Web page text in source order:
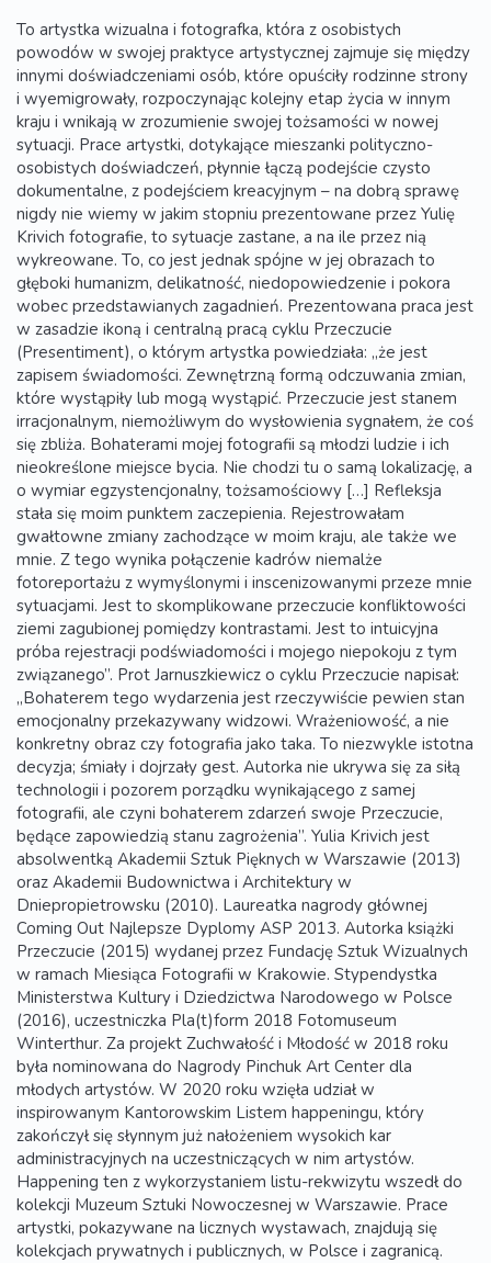
To artystka wizualna i fotografka, która z osobistych
powodów w swojej praktyce artystycznej zajmuje się między
innymi doświadczeniami osób, które opuściły rodzinne strony
i wyemigrowały, rozpoczynając kolejny etap życia w innym
kraju i wnikają w zrozumienie swojej tożsamości w nowej
sytuacji. Prace artystki, dotykające mieszanki polityczno-
osobistych doświadczeń, płynnie łączą podejście czysto
dokumentalne, z podejściem kreacyjnym – na dobrą sprawę
nigdy nie wiemy w jakim stopniu prezentowane przez Yulię
Krivich fotografie, to sytuacje zastane, a na ile przez nią
wykreowane. To, co jest jednak spójne w jej obrazach to
głęboki humanizm, delikatność, niedopowiedzenie i pokora
wobec przedstawianych zagadnień. Prezentowana praca jest
w zasadzie ikoną i centralną pracą cyklu Przeczucie
(Presentiment), o którym artystka powiedziała: „że jest
zapisem świadomości. Zewnętrzną formą odczuwania zmian,
które wystąpiły lub mogą wystąpić. Przeczucie jest stanem
irracjonalnym, niemożliwym do wysłowienia sygnałem, że coś
się zbliża. Bohaterami mojej fotografii są młodzi ludzie i ich
nieokreślone miejsce bycia. Nie chodzi tu o samą lokalizację, a
o wymiar egzystencjonalny, tożsamościowy […] Refleksja
stała się moim punktem zaczepienia. Rejestrowałam
gwałtowne zmiany zachodzące w moim kraju, ale także we
mnie. Z tego wynika połączenie kadrów niemalże
fotoreportażu z wymyślonymi i inscenizowanymi przeze mnie
sytuacjami. Jest to skomplikowane przeczucie konfliktowości
ziemi zagubionej pomiędzy kontrastami. Jest to intuicyjna
próba rejestracji podświadomości i mojego niepokoju z tym
związanego”. Prot Jarnuszkiewicz o cyklu Przeczucie napisał:
„Bohaterem tego wydarzenia jest rzeczywiście pewien stan
emocjonalny przekazywany widzowi. Wrażeniowość, a nie
konkretny obraz czy fotografia jako taka. To niezwykle istotna
decyzja; śmiały i dojrzały gest. Autorka nie ukrywa się za siłą
technologii i pozorem porządku wynikającego z samej
fotografii, ale czyni bohaterem zdarzeń swoje Przeczucie,
będące zapowiedzią stanu zagrożenia”. Yulia Krivich jest
absolwentką Akademii Sztuk Pięknych w Warszawie (2013)
oraz Akademii Budownictwa i Architektury w
Dniepropietrowsku (2010). Laureatka nagrody głównej
Coming Out Najlepsze Dyplomy ASP 2013. Autorka książki
Przeczucie (2015) wydanej przez Fundację Sztuk Wizualnych
w ramach Miesiąca Fotografii w Krakowie. Stypendystka
Ministerstwa Kultury i Dziedzictwa Narodowego w Polsce
(2016), uczestniczka Pla(t)form 2018 Fotomuseum
Winterthur. Za projekt Zuchwałość i Młodość w 2018 roku
była nominowana do Nagrody Pinchuk Art Center dla
młodych artystów. W 2020 roku wzięła udział w
inspirowanym Kantorowskim Listem happeningu, który
zakończył się słynnym już nałożeniem wysokich kar
administracyjnych na uczestniczących w nim artystów.
Happening ten z wykorzystaniem listu-rekwizytu wszedł do
kolekcji Muzeum Sztuki Nowoczesnej w Warszawie. Prace
artystki, pokazywane na licznych wystawach, znajdują się
kolekcjach prywatnych i publicznych, w Polsce i zagranicą.